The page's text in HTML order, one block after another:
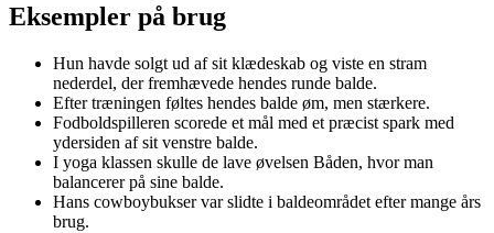
Eksempler på brug
Hun havde solgt ud af sit klædeskab og viste en stram
nederdel, der fremhævede hendes runde balde.
Efter træningen føltes hendes balde øm, men stærkere.
Fodboldspilleren scorede et mål med et præcist spark med
ydersiden af sit venstre balde.
I yoga klassen skulle de lave øvelsen Båden, hvor man
balancerer på sine balde.
Hans cowboybukser var slidte i baldeområdet efter mange års
brug.